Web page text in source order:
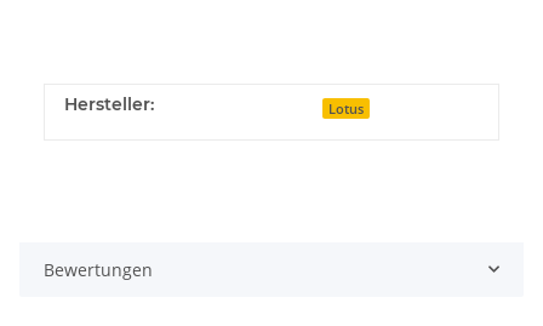
Hersteller: Lotus
Bewertungen